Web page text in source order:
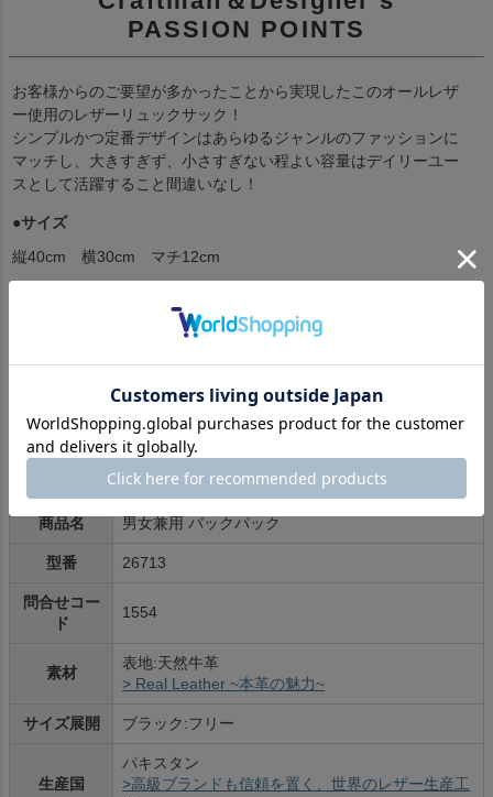
PASSION POINTS
お客様からのご要望が多かったことから実現したこのオールレザ
ー使用のレザーリュックサック！
シンプルかつ定番デザインはあらゆるジャンルのファッションに
マッチし、大きすぎず、小さすぎない程よい容量はデイリーユー
スとして活躍すること間違いなし！
●サイズ
縦40cm 横30cm マチ12cm
し方・お役立ち情報はこちら
ITEM SPEC
Horn Works (ホーンワークス)
商品名 男女兼用 バックパック
型番 26713
問合せコー
ド
1554
素材
表地:天然牛革
> Real Leather ~本革の魅力~
サイズ展開 ブラック:フリー
生産国
パキスタン
>高級ブランドも信頼を置く、世界のレザー生産工